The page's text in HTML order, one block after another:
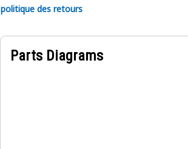
politique des retours
Parts Diagrams